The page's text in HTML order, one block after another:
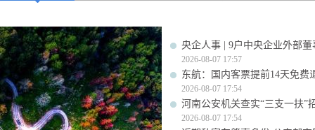
央企人事 | 9户中央企业外部
2026-08-07 17:57
东航：国内客票提前14天免费
2026-08-07 17:54
河南公安机关查实“三支一扶”
2026-08-07 17:54